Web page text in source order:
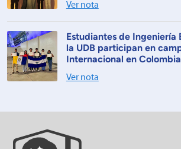
Ver nota
Estudiantes de Ingeniería
la UDB participan en
Internacional en Colombia
Ver nota